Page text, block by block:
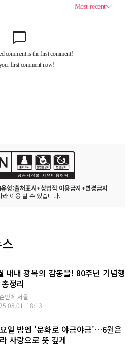
형:출처표시+상업적 이용금지+변경금지
라 이용 할 수 있습니다.
내내 광복의 감동을! 80주년 기념행
정리
안에 서울
18:13
일 밤엔 '문화로 야금야금'…6월은
사랑으로 뜻 깊게